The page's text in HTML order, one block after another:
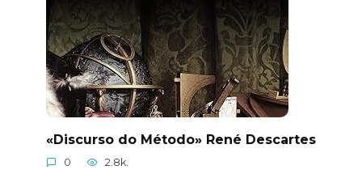
«Discurso do Método» René Descartes
0 2.8k.